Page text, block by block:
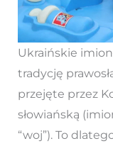
Ukraińskie
tradycję
przejęte przez
słowiańską
“woj”). To